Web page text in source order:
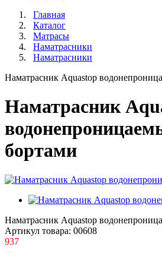
Главная
Каталог
Матраcы
Наматрасники
Наматрасники
Наматрасник Aquastop
Наматрасник
бортами
Наматрасник Aquastop
Артикул товара: 00608
937